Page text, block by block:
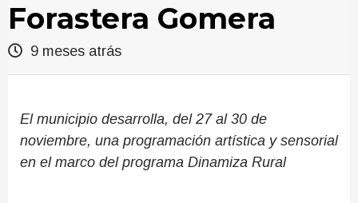
Forastera Gomera
9 meses atrás
El municipio desarrolla, del 27 al 30 de
noviembre, una programación artística y sensorial
en el marco del programa Dinamiza Rural